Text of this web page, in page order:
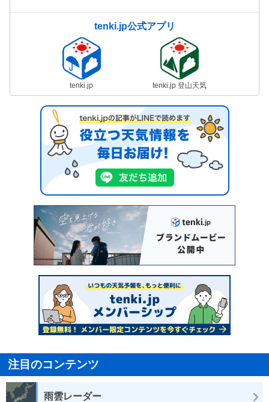
tenki.jp公式アプリ
tenki.jp tenki.jp 登山天気
注目のコンテンツ
雨雲レーダー